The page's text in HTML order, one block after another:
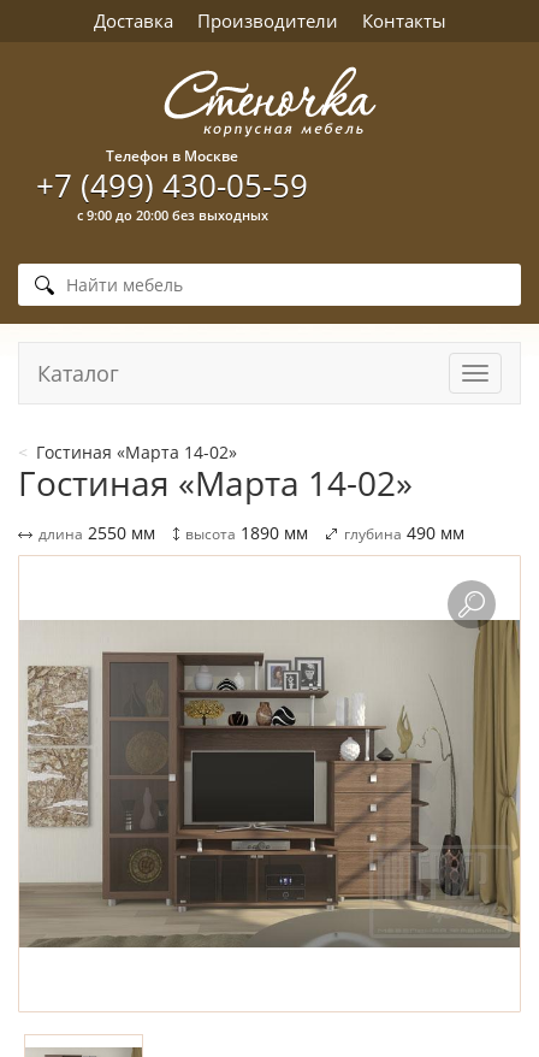
Доставка Производители Контакты
Телефон в Москве
+7 (499) 430-05-59
с 9:00 до 20:00 без выходных
Каталог
Гостиная «Марта 14-02»
Гостиная «Марта 14-02»
длина 2550 мм высота 1890 мм глубина 490 мм